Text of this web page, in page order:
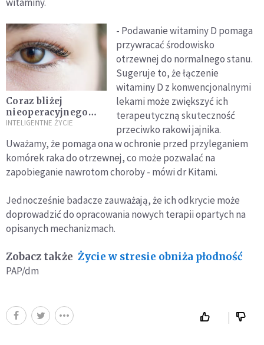
Coraz bliżej
nieoperacyjnego
leczenia zaćmy
INTELIGENTNE ŻYCIE
- Podawanie witaminy D pomaga
przywracać środowisko
otrzewnej do normalnego stanu.
Sugeruje to, że łączenie
witaminy D z konwencjonalnymi
lekami może zwiększyć ich
terapeutyczną skuteczność
przeciwko rakowi jajnika.
Uważamy, że pomaga ona w ochronie przed przyleganiem
komórek raka do otrzewnej, co może pozwalać na
zapobieganie nawrotom choroby - mówi dr Kitami.
Jednocześnie badacze zauważają, że ich odkrycie może
doprowadzić do opracowania nowych terapii opartych na
opisanych mechanizmach.
Zobacz także Życie w stresie obniża płodność
PAP/dm